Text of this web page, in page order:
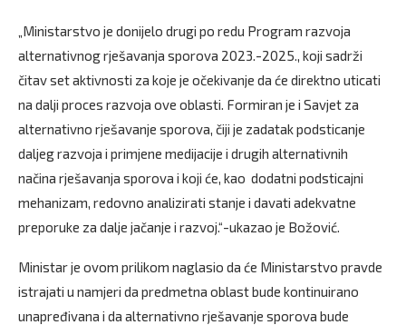
„Ministarstvo je donijelo drugi po redu Program razvoja
alternativnog rješavanja sporova 2023.-2025., koji sadrži
čitav set aktivnosti za koje je očekivanje da će direktno uticati
na dalji proces razvoja ove oblasti. Formiran je i Savjet za
alternativno rješavanje sporova, čiji je zadatak podsticanje
daljeg razvoja i primjene medijacije i drugih alternativnih
načina rješavanja sporova i koji će, kao dodatni podsticajni
mehanizam, redovno analizirati stanje i davati adekvatne
preporuke za dalje jačanje i razvoj.“-ukazao je Božović.
Ministar je ovom prilikom naglasio da će Ministarstvo pravde
istrajati u namjeri da predmetna oblast bude kontinuirano
unapređivana i da alternativno rješavanje sporova bude